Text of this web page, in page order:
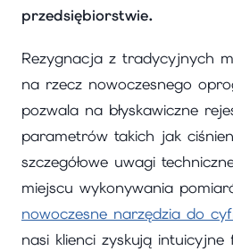
przedsiębiorstwie.
Rezygnacja z tradycyjnych
na rzecz nowoczesnego
pozwala na błyskawiczne
parametrów takich jak
szczegółowe uwagi
miejscu wykonywania
nowoczesne narzędzia do
nasi klienci zyskują